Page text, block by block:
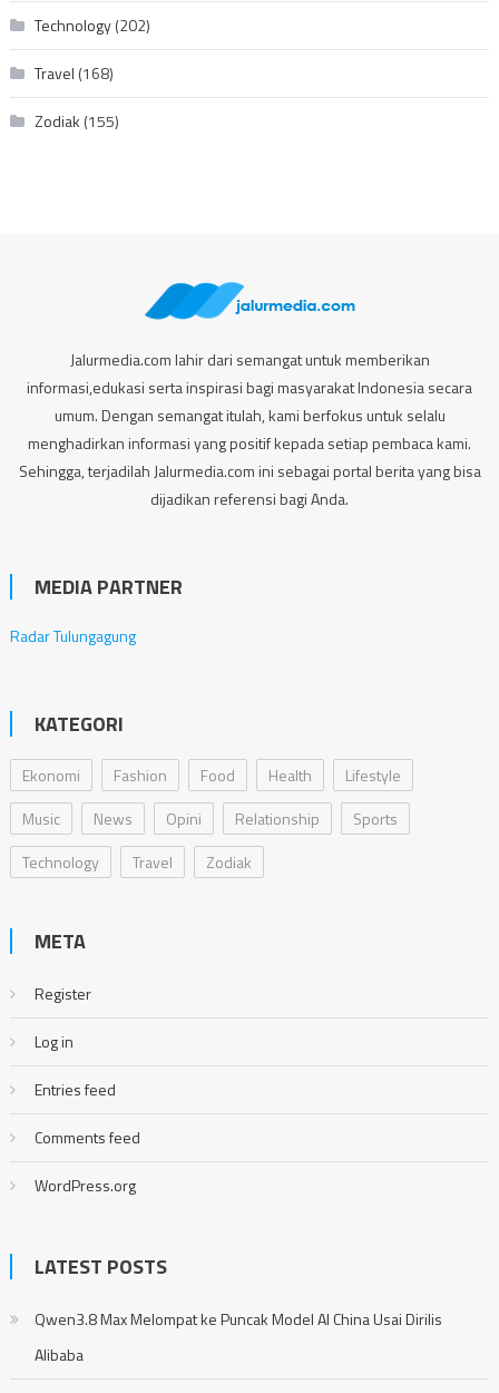
Technology(202)
Travel (168)
Zodiak (155)
Jalurmedia.com lahir dari semangat untuk memberikan
informasi,edukasi serta inspirasi bagi masyarakat Indonesia secara
umum. Dengan semangat itulah, kami berfokus untuk selalu
menghadirkan informasi yang positif kepada setiap pembaca kami.
Sehingga, terjadilah Jalurmedia.com ini sebagai portal berita yang bisa
dijadikan referensi bagi Anda.
MEDIA PARTNER
Radar Tulungagung
KATEGORI
Ekonomi Fashion Food Health
Lifestyle
Music
News Opini Relationship
Sports
Technology
Travel Zodiak
META
Register
Log in
Entries feed
Comments feed
WordPress.org
LATEST POSTS
Qwen3.8 Max Melompat ke Puncak Model AI China Usai Dirilis
Alibaba